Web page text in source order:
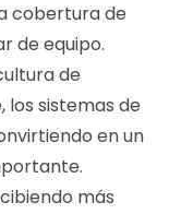
cobertura de
de equipo.
de
los sistemas de
en un
más